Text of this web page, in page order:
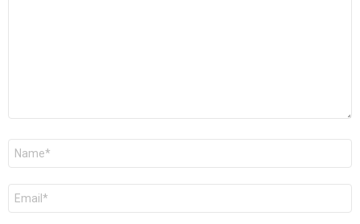
Name
E-
Mail
*